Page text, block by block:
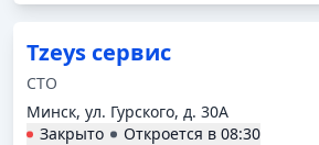
Tzeys сервис
СТО
Минск, ул. Гурского, д. 30А
Закрыто
Откроется в 08:30